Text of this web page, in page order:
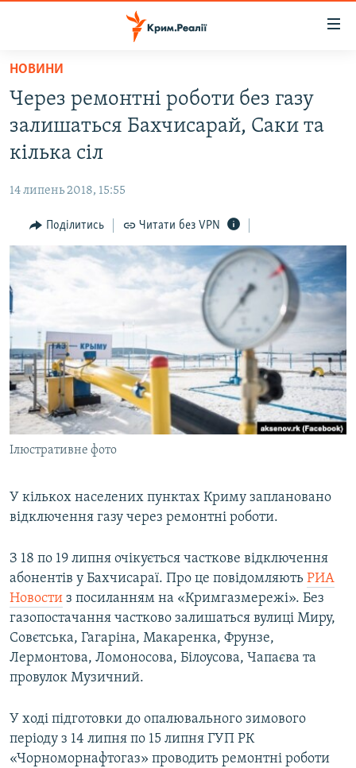
Перейти
основного
матеріалу
Перейти
до
основної
Перейти
до
пошуку
ВОДА.КРИМ
ВІДЕО ТА ФОТО
БЛОГИ
ПОГЛЯД
ІНТЕРВ'Ю
ВСЕ ЗА ДЕНЬ
ДЕПОРТАЦІЯ
ВІДЕОУРОКИ «ELIFBE»
СВІДЧЕННЯ ОКУПАЦІЇ
УКРАЇНСЬКА ПРОБЛЕМА КРИМУ
ІНФОГРАФІКА
ЯК ОБІЙТИ БЛОКУВАННЯ
Русский
Qırımtatar
ДОЛУЧАЙСЯ!
Усі сайти RFE/RL
НОВИНИ
Через ремонтні роботи без газу
залишаться Бахчисарай, Саки та
кілька сіл
14 липень 2018, 15:55
Поділитись Читати без VPN
Ілюстративне фото
У кількох населених пунктах Криму заплановано
відключення газу через ремонтні роботи.
З 18 по 19 липня очікується часткове відключення
абонентів у Бахчисараї. Про це повідомляють РИА
Новости з посиланням на «Кримгазмережі». Без
газопостачання частково залишаться вулиці Миру,
Совєтська, Гагаріна, Макаренка, Фрунзе,
Лермонтова, Ломоносова, Білоусова, Чапаєва та
провулок Музичний.
У ході підготовки до опалювального зимового
періоду з 14 липня по 15 липня ГУП РК
«Чорноморнафтогаз» проводить ремонтні роботи